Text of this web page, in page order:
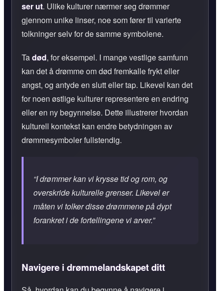
ser ut. Ulike kulturer nærmer seg drømmer
gjennom unike linser, noe som fører til varierte
tolkninger selv for de samme symbolene.
Tadød, for eksempel. I mange vestlige samfunn
kan det å drømme om død fremkalle frykt eller
angst, og antyde en slutt eller tap. Likevel kan det
for noen østlige kulturer representere en endring
eller en ny begynnelse. Dette illustrerer hvordan
kulturell kontekst kan endre betydningen av
drømmesymboler fullstendig.
“I drømmer kan vi krysse tid og rom, og
overskride kulturelle grenser. Likevel er
måten vi tolker disse drømmene på dypt
forankret i de fortellingene vi arver.”
Navigere i drømmelandskapet ditt